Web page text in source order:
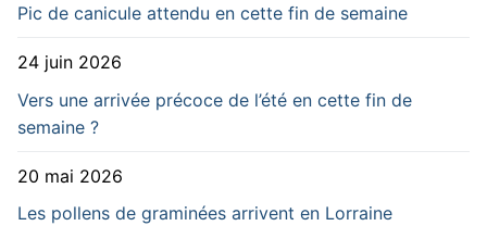
Pic de canicule attendu en cette fin de semaine
24 juin 2026
Vers une arrivée précoce de l’été en cette fin de
semaine ?
20 mai 2026
Les pollens de graminées arrivent en Lorraine